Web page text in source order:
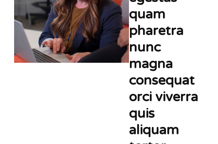
quam
pharetra
nunc
magna
consequat
orci viverra
quis
aliquam